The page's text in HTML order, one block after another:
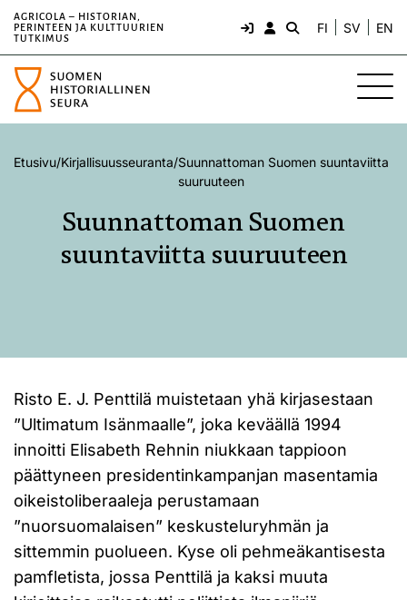
AGRICOLA – HISTORIAN,
PERINTEEN JA KULTTUURIEN
TUTKIMUS
FI SV EN
Etusivu/Kirjallisuusseuranta/Suunnattoman Suomen suuntaviitta
suuruuteen
Suunnattoman Suomen
suuntaviitta suuruuteen
Risto E. J. Penttilä muistetaan yhä kirjasestaan
”Ultimatum Isänmaalle”, joka keväällä 1994
innoitti Elisabeth Rehnin niukkaan tappioon
päättyneen presidentinkampanjan masentamia
oikeistoliberaaleja perustamaan
”nuorsuomalaisen” keskusteluryhmän ja
sittemmin puolueen. Kyse oli pehmeäkantisesta
pamfletista, jossa Penttilä ja kaksi muuta